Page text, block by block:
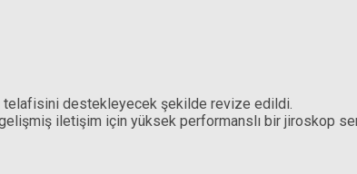
telafisini destekleyecek şekilde revize edildi.
iletişim için yüksek performanslı bir jiroskop